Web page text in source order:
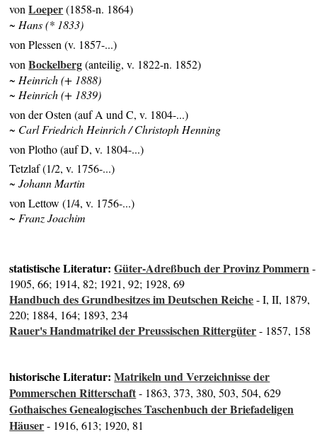
vonLoeper(1858-n. 1864)
~ Hans (* 1833)
von Plessen (v. 1857-...)
vonBockelberg(anteilig, v. 1822-n. 1852)
~ Heinrich (+ 1888)
~ Heinrich (+ 1839)
von der Osten (auf A und C, v. 1804-...)
~ Carl Friedrich Heinrich / Christoph Henning
von Plotho (auf D, v. 1804-...)
Tetzlaf (1/2, v. 1756-...)
~ Johann Martin
von Lettow (1/4, v. 1756-...)
~ Franz Joachim
statistische Literatur:Güter-Adreßbuch der Provinz Pommern-
1905, 66; 1914, 82; 1921, 92; 1928, 69
Handbuch des Grundbesitzes im Deutschen Reiche- I, II, 1879,
220; 1884, 164; 1893, 234
Rauer's Handmatrikel der Preussischen Rittergüter- 1857, 158
historische Literatur:Matrikeln und Verzeichnisse der
Pommerschen Ritterschaft- 1863, 373, 380, 503, 504, 629
Gothaisches Genealogisches Taschenbuch der Briefadeligen
Häuser- 1916, 613; 1920, 81